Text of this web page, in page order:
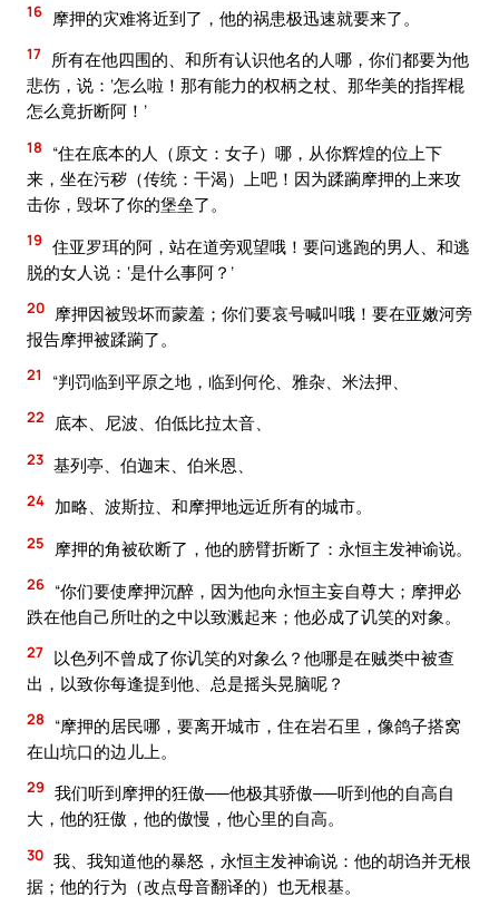
16 摩押的灾难将近到了，他的祸患极迅速就要来了。
17 所有在他四围的、和所有认识他名的人哪，你们都要为他
悲伤，说：‘怎么啦！那有能力的权柄之杖、那华美的指挥棍
怎么竟折断阿！’
18
“住在底本的人（原文：女子）哪，从你辉煌的位上下
来，坐在污秽（传统：干渴）上吧！因为蹂躏摩押的上来攻
击你，毁坏了你的堡垒了。
19 住亚罗珥的阿，站在道旁观望哦！要问逃跑的男人、和逃
脱的女人说：‘是什么事阿？’
20 摩押因被毁坏而蒙羞；你们要哀号喊叫哦！要在亚嫩河旁
报告摩押被蹂躏了。
21 “判罚临到平原之地，临到何伦、雅杂、米法押、
22 底本、尼波、伯低比拉太音、
23 基列亭、伯迦末、伯米恩、
24 加略、波斯拉、和摩押地远近所有的城市。
25 摩押的角被砍断了，他的膀臂折断了：永恒主发神谕说。
26 “你们要使摩押沉醉，因为他向永恒主妄自尊大；摩押必
跌在他自己所吐的之中以致溅起来；他必成了讥笑的对象。
27 以色列不曾成了你讥笑的对象么？他哪是在贼类中被查
出，以致你每逢提到他、总是摇头晃脑呢？
28
“摩押的居民哪，要离开城市，住在岩石里，像鸽子搭窝
在山坑口的边儿上。
29 我们听到摩押的狂傲──他极其骄傲──听到他的自高自
大，他的狂傲，他的傲慢，他心里的自高。
30 我、我知道他的暴怒，永恒主发神谕说：他的胡诌并无根
据；他的行为（改点母音翻译的）也无根基。